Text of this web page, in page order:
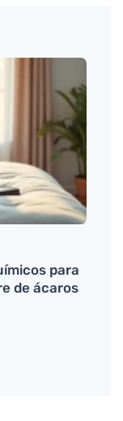
para
de ácaros